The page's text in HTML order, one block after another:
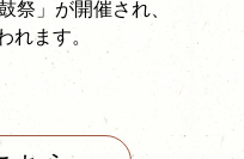
祭」が開催され、
ます。